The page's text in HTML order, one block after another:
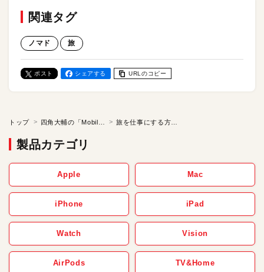
関連タグ
ノマド 旅
ポスト シェアする URLのコピー
トップ
製品カテゴリ
Apple Mac
iPhone iPad
Watch Vision
AirPods TV&Home